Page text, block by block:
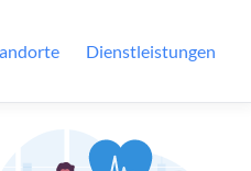
Dienstleistungen